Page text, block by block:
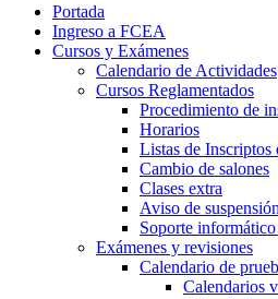
Portada
Ingreso a FCEA
Cursos y Exámenes
Calendario de Actividades
Cursos Reglamentados
Procedimiento de
Horarios
Listas de Inscriptos
Cambio de salones
Clases extra
Aviso de
Soporte
Exámenes y revisiones
Calendario de
Calendarios